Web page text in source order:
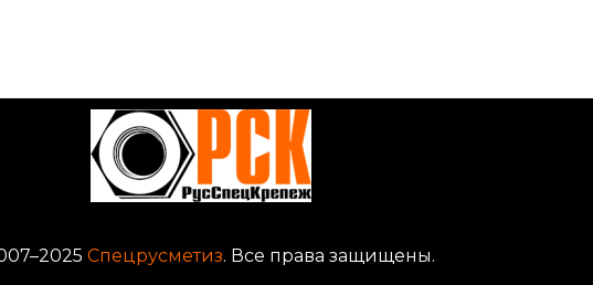
Спецрусметиз. Все права защищены.